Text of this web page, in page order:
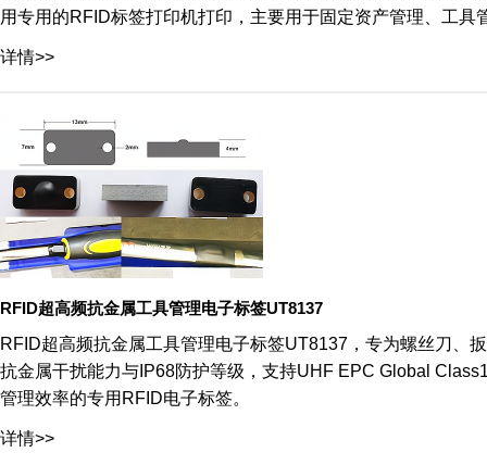
用专用的RFID标签打印机打印，主要用于固定资产管理、工
详情>>
RFID超高频抗金属工具管理电子标签UT8137
RFID超高频抗金属工具管理电子标签UT8137，专为螺丝刀、
抗金属干扰能力与IP68防护等级，支持UHF EPC Global
管理效率的专用RFID电子标签。
详情>>